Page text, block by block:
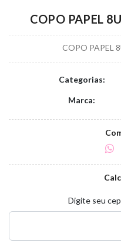
COPO PAPEL
COPO PAPEL
Categorias:
Marca:
Digite seu